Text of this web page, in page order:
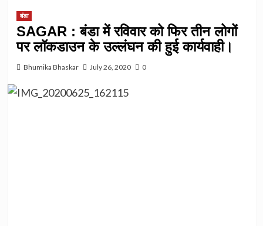
बंडा
SAGAR : बंडा में रविवार को फिर तीन लोगों
पर लॉकडाउन के उल्लंघन की हुई कार्यवाही।
Bhumika Bhaskar July 26, 2020 0